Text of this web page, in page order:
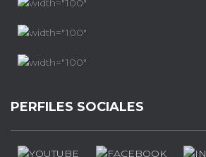
PERFILES SOCIALES